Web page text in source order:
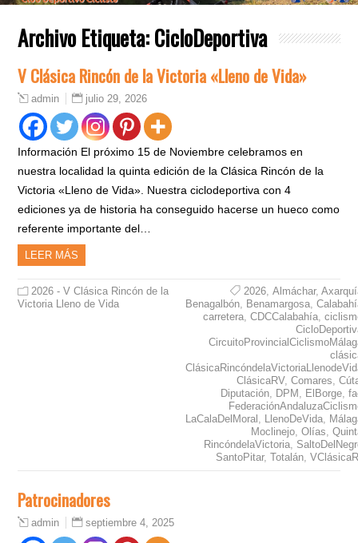
Archivo Etiqueta:CicloDeportiva
V Clásica Rincón de la Victoria «Lleno de Vida»
admin julio 29, 2026
Información El próximo 15 de Noviembre celebramos en
nuestra localidad la quinta edición de la Clásica Rincón de la
Victoria «Lleno de Vida». Nuestra ciclodeportiva con 4
ediciones ya de historia ha conseguido hacerse un hueco como
referente importante del…
LEER MÁS
2026 - V Clásica Rincón de la
Victoria Lleno de Vida
2026 ,Almáchar,
Benagalbón Benamargosa ,
carretera ,CDCCalabahía ,
ClásicaRV,Comares ,
Diputación DPM ElBorge ,
LaCalaDelMoral
LlenoDeVida
Moclinejo ,Olías ,
RincóndelaVictoria
SantoPitar,Totalán ,
Patrocinadores
admin septiembre 4, 2025